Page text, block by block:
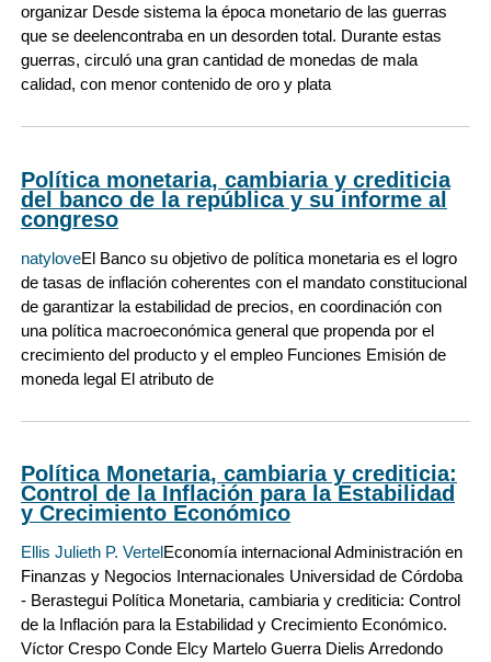
organizar Desde sistema la época monetario de las guerras
que se deelencontraba en un desorden total. Durante estas
guerras, circuló una gran cantidad de monedas de mala
calidad, con menor contenido de oro y plata
Política monetaria, cambiaria y crediticia
del banco de la república y su informe al
congreso
natyloveEl Banco su objetivo de política monetaria es el logro
de tasas de inflación coherentes con el mandato constitucional
de garantizar la estabilidad de precios, en coordinación con
una política macroeconómica general que propenda por el
crecimiento del producto y el empleo Funciones Emisión de
moneda legal El atributo de
Política Monetaria, cambiaria y crediticia:
Control de la Inflación para la Estabilidad
y Crecimiento Económico
Ellis Julieth P. VertelEconomía internacional Administración en
Finanzas y Negocios Internacionales Universidad de Córdoba
- Berastegui Política Monetaria, cambiaria y crediticia: Control
de la Inflación para la Estabilidad y Crecimiento Económico.
Víctor Crespo Conde Elcy Martelo Guerra Dielis Arredondo